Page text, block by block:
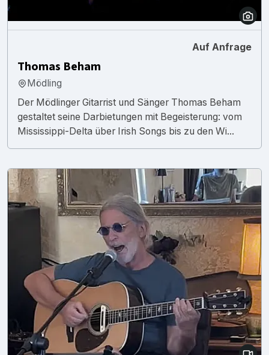
Auf Anfrage
Thomas Beham
Mödling
Der Mödlinger Gitarrist und Sänger Thomas Beham
gestaltet seine Darbietungen mit Begeisterung: vom
Mississippi-Delta über Irish Songs bis zu den Wi...